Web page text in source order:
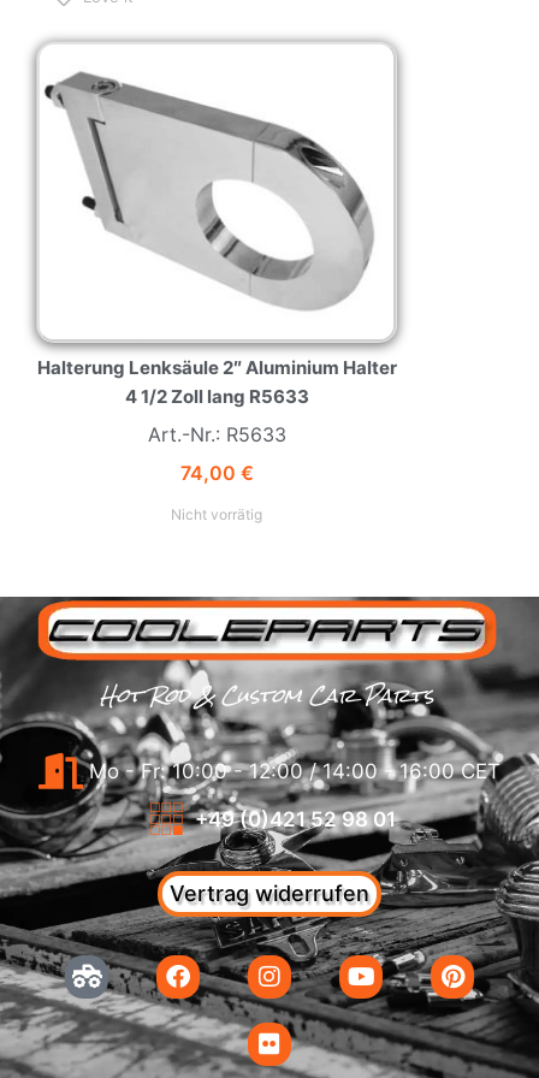
Halterung Lenksäule 2″ Aluminium Halter
4 1/2 Zoll lang R5633
Art.-Nr.: R5633
74,00 €
Nicht vorrätig
Hot Rod & Custom Car Parts
Mo - Fr: 10:00 - 12:00 / 14:00 - 16:00 CET
+49 (0)421 52 98 01
Vertrag widerrufen